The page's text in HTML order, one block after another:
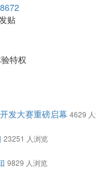
发贴
特权
发大赛重磅启幕 4629
23251 人浏览
9829 人浏览